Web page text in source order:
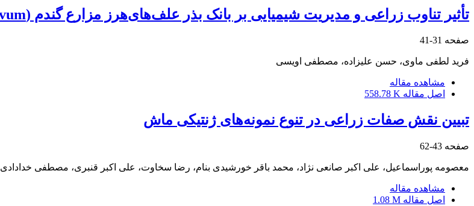
تأثیر تناوب زراعی و مدیریت شیمیایی بر بانک بذر علف‌های‌هرز مزارع گندم (Triticum aestivum) در منطقه خوزستان
صفحه 31-41
فرید لطفی ماوی، حسن علیزاده، مصطفی اویسی
مشاهده مقاله
اصل مقاله 558.78 K
تبیین نقش صفات زراعی در تنوع نمونه‌های ژنتیکی ماش
صفحه 43-62
معصومه پوراسماعیل، علی اکبر صانعی نژاد، محمد باقر خورشیدی بنام، رضا سخاوت، علی اکبر قنبری، مصطفی خدادادی
مشاهده مقاله
اصل مقاله 1.08 M